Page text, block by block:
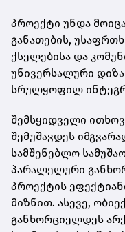
პროექტი უნდა
განათების,
ქსელებისა და
უნივერსალური
სრულყოფილ
შემსყიდველი
შემუშავდეს
სამშენებლო
პარალელური
პროექტის
მიზნით. ასევე,
განხორციელდეს